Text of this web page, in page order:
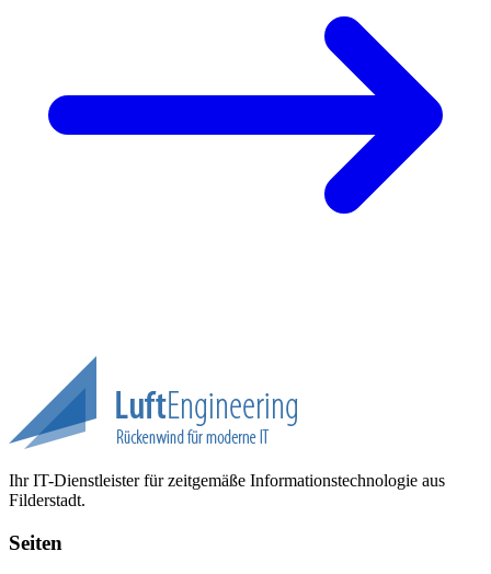
Ihr IT-Dienstleister für zeitgemäße Informationstechnologie aus
Filderstadt.
Seiten